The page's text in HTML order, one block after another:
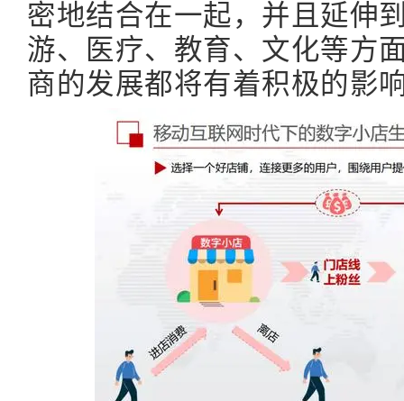
密地结合在一起，并且延伸
游、医疗、教育、文化等方
商的发展都将有着积极的影